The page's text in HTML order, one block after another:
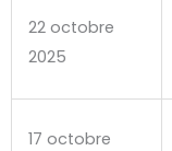
22 octobre
2025
17 octobre